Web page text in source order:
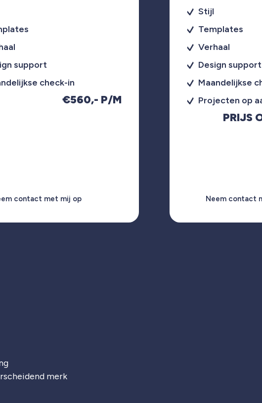
support
check-in
€560,- P/M
contact met mij op
Stijl
Templates
Verhaal
Design support
Maandelijkse
Projecten op
PRIJS
Neem contact
merk